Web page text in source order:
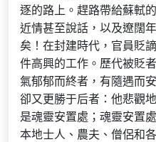
逐的路上。趕路帶給蘇軾
近情甚至說話，以及遼闊
矣！在封建時代，官員貶
件高興的工作。歷代被貶
氣郁郁而終者，有隨遇而
卻又更勝于后者：他悲觀
是魂靈安置處；魂靈安置
本地士人、農夫、僧侶和